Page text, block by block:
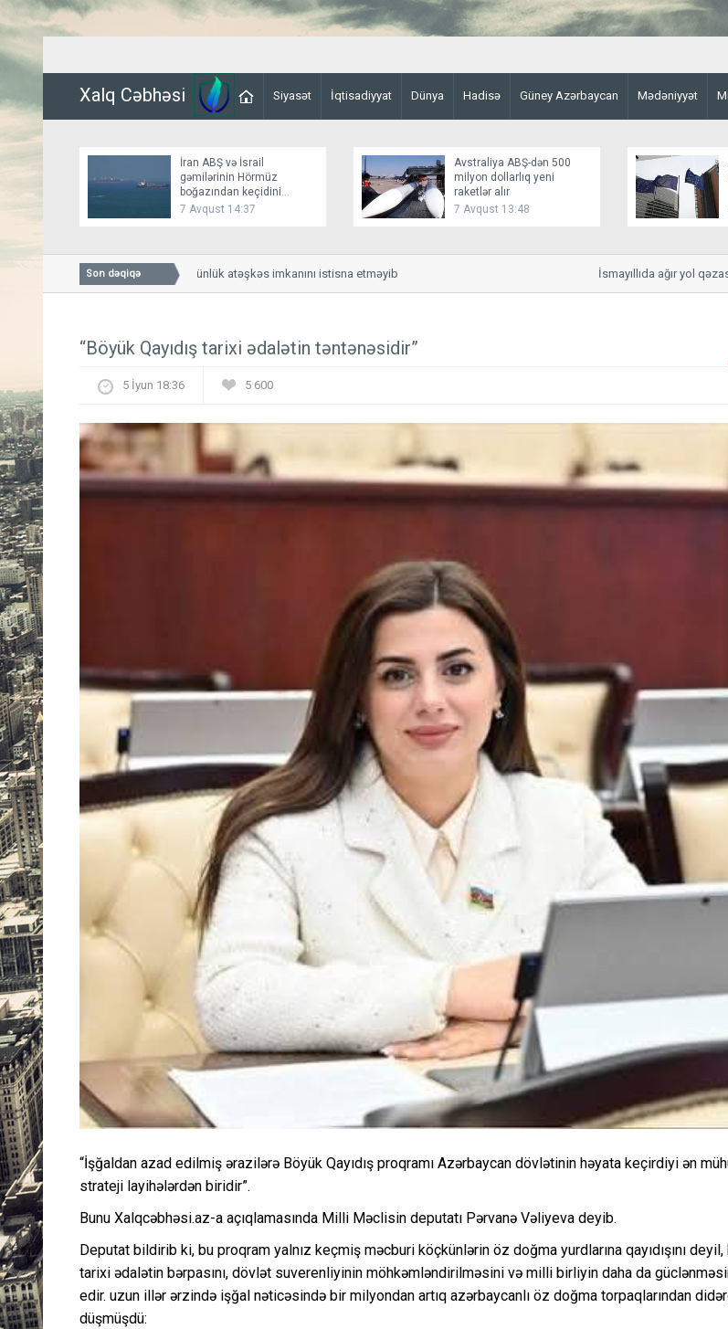
Xalq Cəbhəsi Siyasət İqtisadiyyat Dünya Hadisə Güney Azərbaycan Mədəniyyət
İran ABŞ və İsrail
gəmilərinin Hörmüz
boğazından keçidini
bağlayır
7 Avqust 14:37
Avstraliya ABŞ-dən 500
milyon dollarlıq yeni
raketlər alır
7 Avqust 13:48
Son dəqiqə
Bessent İranla 60 günlük atəşkəs imkanını istisna etməyib İsmayıllıda ağır yol qəzası
“Böyük Qayıdış tarixi ədalətin təntənəsidir”
5 İyun 18:36 5 600
“İşğaldan azad edilmiş ərazilərə Böyük Qayıdış proqramı Azərbaycan dövlətinin həyata keçirdiyi ən
strateji layihələrdən biridir”.
Bunu Xalqcəbhəsi.az-a açıqlamasında Milli Məclisin deputatı Pərvanə Vəliyeva deyib.
Deputat bildirib ki, bu proqram yalnız keçmiş məcburi köçkünlərin öz doğma yurdlarına qayıdışını deyil,
tarixi ədalətin bərpasını, dövlət suverenliyinin möhkəmləndirilməsini və milli birliyin daha da
edir. uzun illər ərzində işğal nəticəsində bir milyondan artıq azərbaycanlı öz doğma torpaqlarından
düşmüşdü: